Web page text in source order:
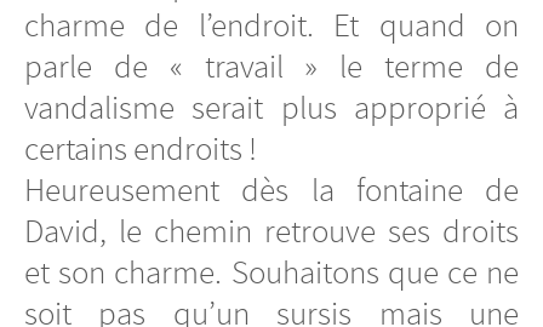
charme de l’endroit. Et quand on
parle de « travail » le terme de
vandalisme serait plus approprié à
certains endroits !
Heureusement dès la fontaine de
David, le chemin retrouve ses droits
et son charme. Souhaitons que ce ne
soit pas qu’un sursis mais une